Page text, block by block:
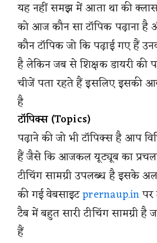
यह नहीं समझ में आता था की
को आज कौन सा टॉपिक पढ़ाना है
कौन टॉपिक जो कि पढ़ाई गए हैं
है लेकिन जब से शिक्षक डायरी की
चीजें पता रहते हैं इसलिए इसकी
है
टॉपिक्स (Topics)
पढ़ाने की जो भी टॉपिक्स है आप
हैं जैसे कि आजकल यूट्यूब का
टीचिंग सामग्री उपलब्ध है इसके
की गई वेबसाइटprernaup.inपर
टैब में बहुत सारी टीचिंग
हैं